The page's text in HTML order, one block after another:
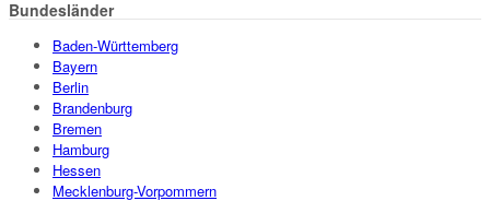
Bundesländer
Baden-Württemberg
Bayern
Berlin
Brandenburg
Bremen
Hamburg
Hessen
Mecklenburg-Vorpommern